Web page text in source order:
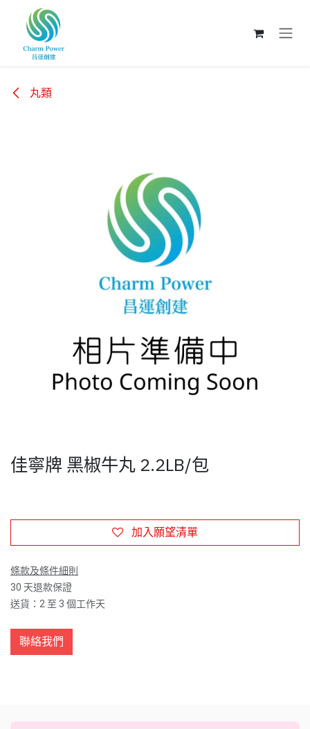
跳至內容
丸類
佳寧牌 黑椒牛丸 2.2LB/包
加入願望清單
條款及條件細則
30 天退款保證
送貨：2 至 3 個工作天
聯絡我們